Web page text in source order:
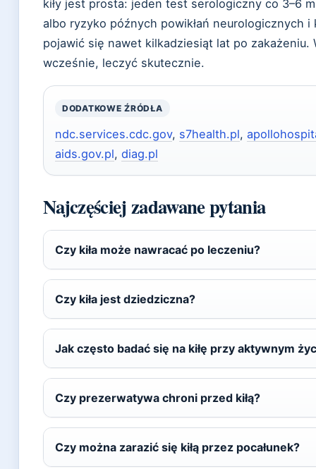
kiły jest prosta: jeden test serologiczny co 3–6
albo ryzyko późnych powikłań neurologicznych
pojawić się nawet kilkadziesiąt lat po
wcześnie, leczyć skutecznie.
DODATKOWE ŹRÓDŁA
ndc.services.cdc.gov, s7health.pl,
aids.gov.pl, diag.pl
Najczęściej zadawane pytania
Czy kiła może nawracać po leczeniu?
Czy kiła jest dziedziczna?
Jak często badać się na kiłę przy aktywnym
Czy prezerwatywa chroni przed kiłą?
Czy można zarazić się kiłą przez pocałunek?